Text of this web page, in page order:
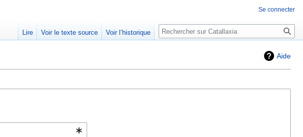
Aide
Se connecter
Lire Voir le texte source Voir l’historique Rechercher